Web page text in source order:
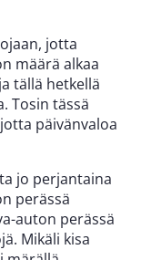
jotta
määrä alkaa
tällä hetkellä
Tosin tässä
päivänvaloa
jo perjantaina
perässä
auton perässä
Mikäli kisa